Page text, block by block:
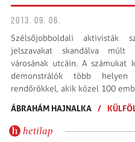
2013. 09. 06.
Szélsőjobboldali aktivisták
jelszavakat skandálva múlt
városának utcáin. A
demonstrálók több helyen
rendőrökkel, akik közel 100
ÁBRAHÁM HAJNALKA /
hetilap